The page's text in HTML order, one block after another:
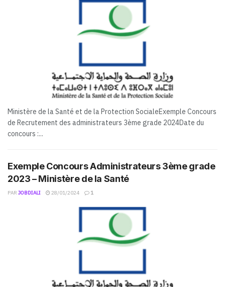
Ministère de la Santé et de la Protection SocialeExemple Concours
de Recrutement des administrateurs 3ème grade 2024Date du
concours :...
Exemple Concours Administrateurs 3ème grade
2023 – Ministère de la Santé
PAR JOBDIALI 28/01/2024 1